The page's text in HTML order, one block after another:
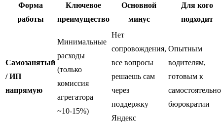
Форма
работы
Ключевое
преимущество
Основной
минус
Для кого
подходит
Самозанятый
/ ИП
напрямую
Минимальные
расходы
(только
комиссия
агрегатора
~10-15%)
Нет
сопровождения,
все вопросы
решаешь сам
через
поддержку
Яндекс
Опытным
водителям,
готовым к
бюрократии